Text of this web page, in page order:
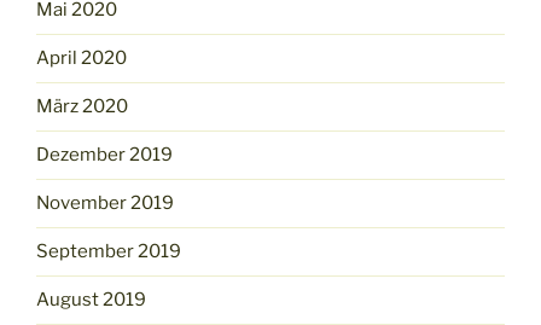
Mai 2020
April 2020
März 2020
Dezember 2019
November 2019
September 2019
August 2019